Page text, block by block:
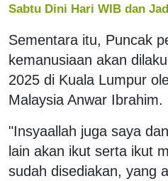
Sabtu Dini Hari WIB dan
Sementara itu, Puncak
kemanusiaan akan
2025 di Kuala Lumpur
Malaysia Anwar Ibrahim.
"Insyaallah juga saya
lain akan ikut serta ikut
sudah disediakan, yang